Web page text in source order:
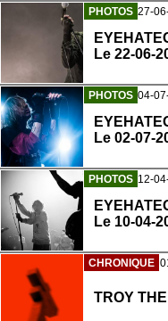
PHOTOS 27-
Le 22-06-
PHOTOS 04-
Le 02-07-
PHOTOS 12-
Le 10-04-
CHRONIQUE
TROY